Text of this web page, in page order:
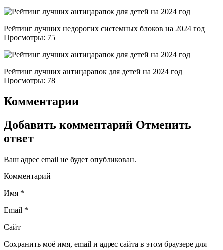
Рейтинг лучших недорогих системных блоков на 2024 год
Просмотры: 75
Рейтинг лучших антицарапок для детей на 2024 год
Просмотры: 78
Комментарии
Добавить комментарий Отменить
ответ
Ваш адрес email не будет опубликован.
Комментарий
Имя *
Email *
Сайт
Сохранить моё имя, email и адрес сайта в этом браузере для